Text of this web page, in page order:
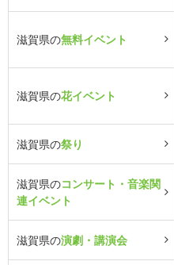
滋賀県の無料イベント
滋賀県の花イベント
滋賀県の祭り
滋賀県のコンサート・音楽関
連イベント
滋賀県の演劇・講演会